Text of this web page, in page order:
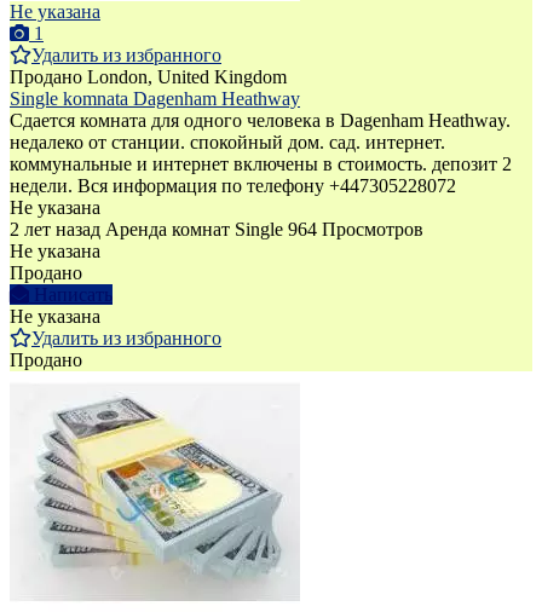
Не указана
1
Удалить из избранного
Продано London, United Kingdom
Single komnata Dagenham Heathway
Сдается комната для одного человека в Dagenham Heathway.
недалеко от станции. спокойный дом. сад. интернет.
коммунальные и интернет включены в стоимость. депозит 2
недели. Вся информация по телефону +447305228072
Не указана
2 лет назад Аренда комнат Single 964 Просмотров
Не указана
Продано
Написать
Не указана
Удалить из избранного
Продано